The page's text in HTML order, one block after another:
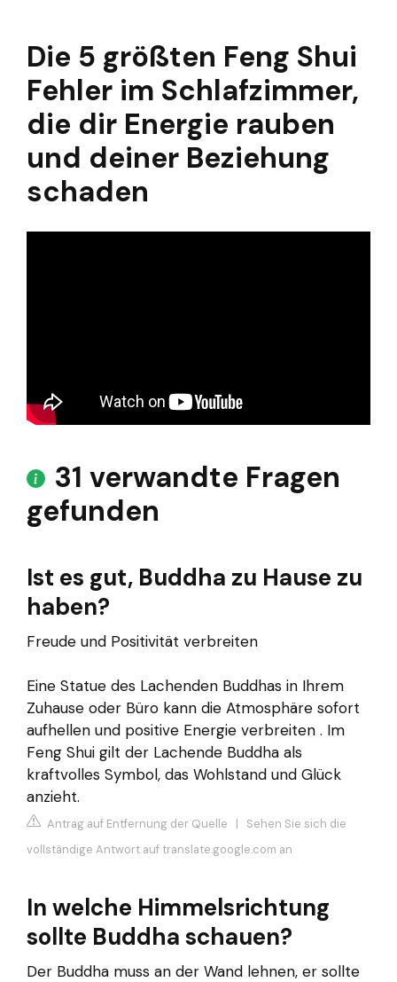
Die 5 größten Feng Shui
Fehler im Schlafzimmer,
die dir Energie rauben
und deiner Beziehung
schaden
31 verwandte Fragen
gefunden
Ist es gut, Buddha zu Hause zu
haben?
Freude und Positivität verbreiten
Eine Statue des Lachenden Buddhas in Ihrem
Zuhause oder Büro kann die Atmosphäre sofort
aufhellen und positive Energie verbreiten . Im
Feng Shui gilt der Lachende Buddha als
kraftvolles Symbol, das Wohlstand und Glück
anzieht.
Antrag auf Entfernung der Quelle | Sehen Sie sich die
vollständige Antwort auf translate.google.com an
In welche Himmelsrichtung
sollte Buddha schauen?
Der Buddha muss an der Wand lehnen, er sollte